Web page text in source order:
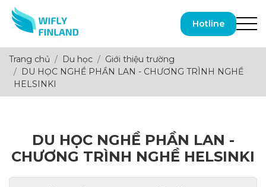
Hotline
Trang chủ Du học
Giới thiệu trường
DU HỌC NGHỀ PHẦN LAN - CHƯƠNG TRÌNH NGHỀ
HELSINKI
DU HỌC NGHỀ PHẦN LAN -
CHƯƠNG TRÌNH NGHỀ HELSINKI